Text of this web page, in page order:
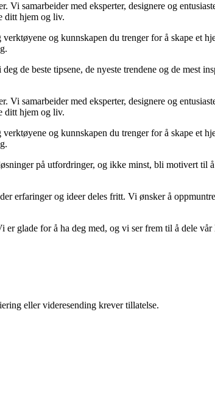
samarbeider med eksperter, designere og
ditt hjem og liv.
og kunnskapen du trenger for å skape et
de beste tipsene, de nyeste trendene og de mest
samarbeider med eksperter, designere og
ditt hjem og liv.
og kunnskapen du trenger for å skape et
på utfordringer, og ikke minst, bli motivert til
erfaringer og ideer deles fritt. Vi ønsker å
er glade for å ha deg med, og vi ser frem til å dele
eller videresending krever tillatelse.